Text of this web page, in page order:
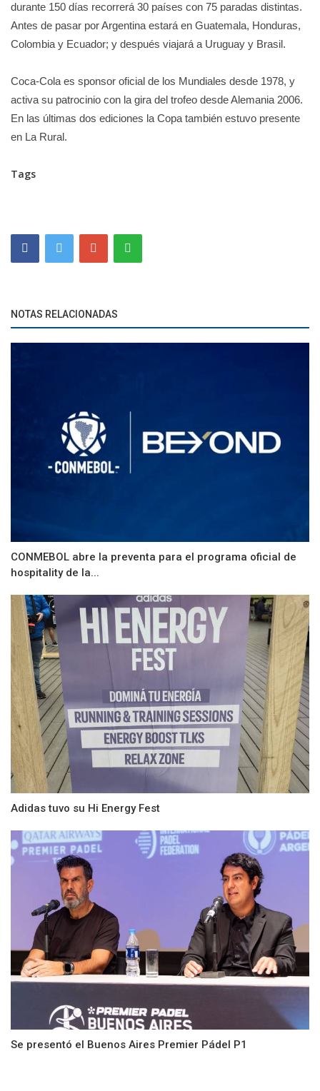
durante 150 días recorrerá 30 países con 75 paradas distintas.
Antes de pasar por Argentina estará en Guatemala, Honduras,
Colombia y Ecuador; y después viajará a Uruguay y Brasil.
Coca-Cola es sponsor oficial de los Mundiales desde 1978, y
activa su patrocinio con la gira del trofeo desde Alemania 2006.
En las últimas dos ediciones la Copa también estuvo presente
en La Rural.
Tags
NOTAS RELACIONADAS
CONMEBOL abre la preventa para el programa oficial de
hospitality de la...
Adidas tuvo su Hi Energy Fest
Se presentó el Buenos Aires Premier Pádel P1